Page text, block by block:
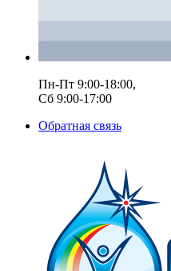
Пн-Пт 9:00-18:00,
Сб 9:00-17:00
Обратная связь